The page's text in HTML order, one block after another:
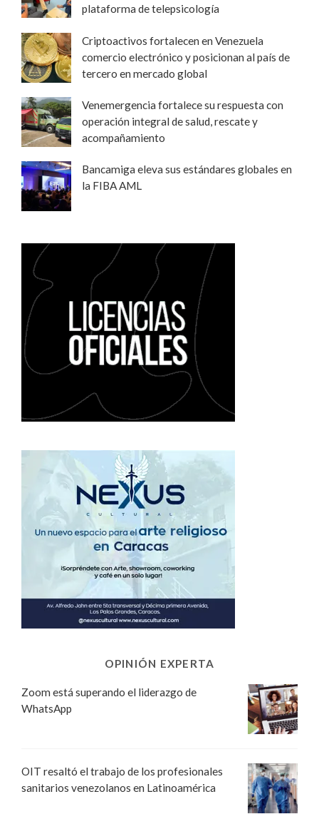
plataforma de telepsicología
Criptoactivos fortalecen en Venezuela
comercio electrónico y posicionan al país de
tercero en mercado global
Venemergencia fortalece su respuesta con
operación integral de salud, rescate y
acompañamiento
Bancamiga eleva sus estándares globales en
la FIBA AML
OPINIÓN EXPERTA
Zoom está superando el liderazgo de
WhatsApp
OIT resaltó el trabajo de los profesionales
sanitarios venezolanos en Latinoamérica